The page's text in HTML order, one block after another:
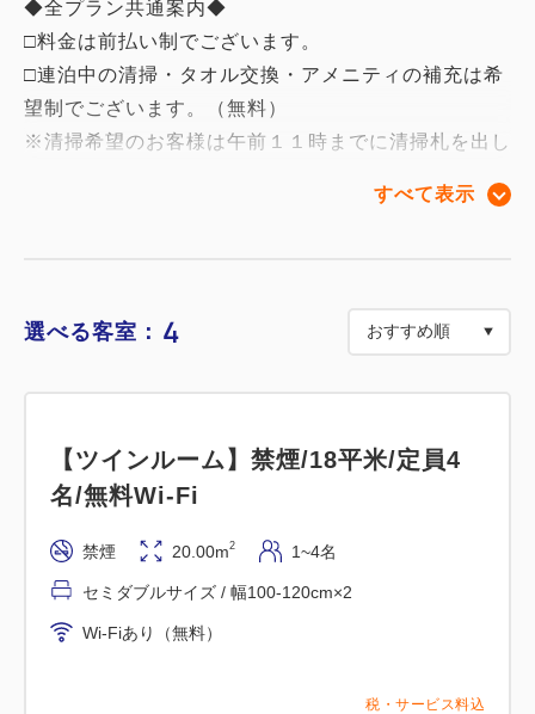
◆全プラン共通案内◆
□料金は前払い制でございます。
□連泊中の清掃・タオル交換・アメニティの補充は希
望制でございます。（無料）
※清掃希望のお客様は午前１１時までに清掃札を出し
ゴミ袋に関しましては、連日回収致します。午前8：
※お部屋内に置かれている場合は回収出来兼ねますの
で、ご了承ください。
【オンラインカード決済を選択されたお客様へ】
領収書の発行はWEBページからご印刷可能です。
施設からの発行は出来かねますので予めご了承頂きま
す様お願い申し上げます。
すべて表示
選べる客室： 4
税・サービス料込
【ツインルーム】禁煙/18平米/定員4
名/無料Wi-Fi
禁煙 20.00m2 1~4名
セミダブルサイズ / 幅100-120cm×2
Wi-Fiあり（無料）